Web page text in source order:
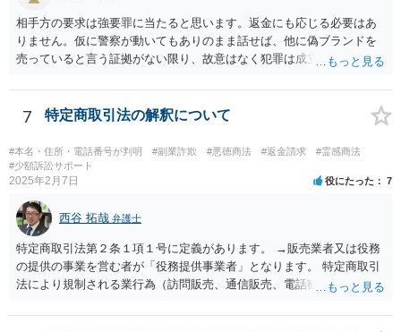
相手方の要求は強要罪に当たると思います。返金にも応じる必要はあ
りません。仮に警察が動いてもありのまま話せば、他に偽ブランドを
売っていると言う証拠がない限り、故意はなく犯罪は成立しないと判
す。本当にブランド品がほしくて損したと思うだけなら元の金額の返
金しか求めないはずですし、靴の機能性に問題がないなら「ブランド
7 特定商取引法の解釈について
#本名・住所・電話番号が判明 #副業詐欺 #悪徳商法 #返金請求
#霊感商法
#少額訴訟サポート
2025年2月7日 役にたった 7
西谷 拓哉 弁護士
特定商取引法第２条１項１号に定義があります。 →販売業者又は役務
の提供の事業を営む者が「役務提供事業者」となります。 特定商取引
法により規制される業行為（訪問販売、通信販売、電話勧誘販売な
を守る必要があります。